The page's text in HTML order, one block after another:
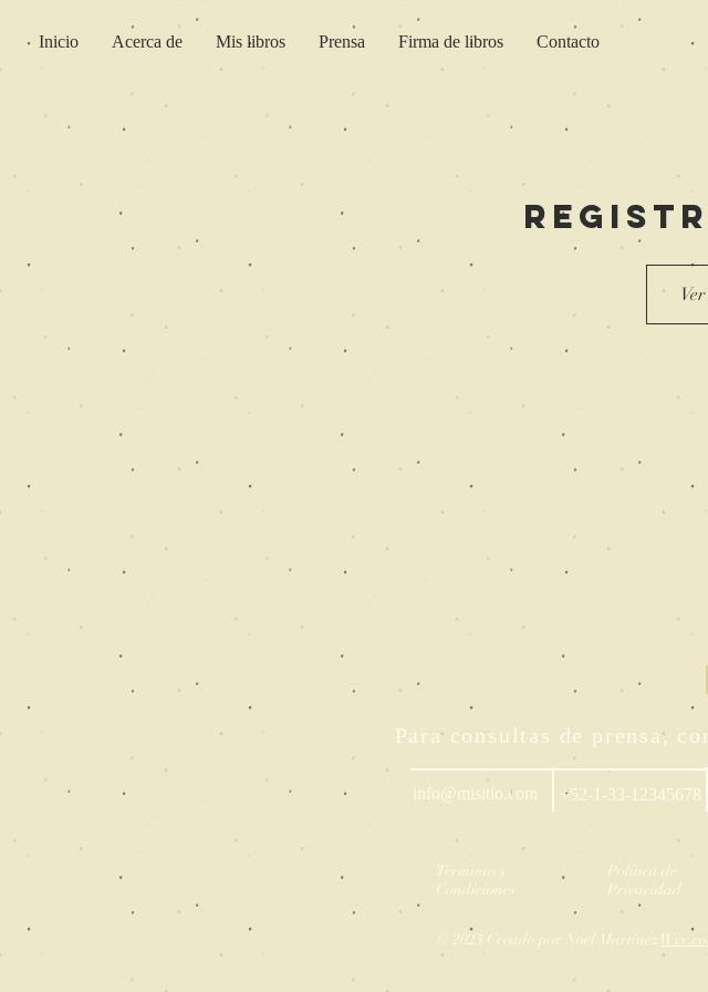
Inicio Acerca de Mis libros Prensa Firma de libros Contacto
Para consultas de prensa,
info@misitio.com +52-1-33-12345678
Términos y
Condiciones
Política de
Privacidad
© 2023 Creado por Noel Martínez